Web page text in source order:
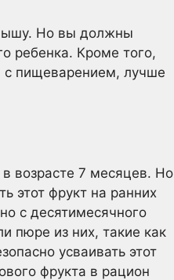
Но вы должны
ребенка. Кроме того,
с пищеварением, лучше
возрасте 7 месяцев. Но
этот фрукт на ранних
с десятимесячного
пюре из них, такие как
усваивать этот
фрукта в рацион